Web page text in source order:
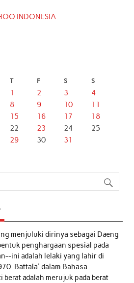
INDONESIA
T F S S
1 2 3
4
8 9 10
11
15 16 17
18
22 23 24
25
29 30
31
menjuluki dirinya sebagai Daeng
penghargaan spesial pada
ini adalah lelaki yang lahir di
Battala' dalam Bahasa
berat adalah merujuk pada berat